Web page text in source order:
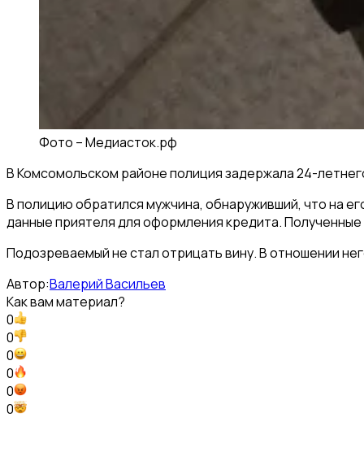
Фото –Медиасток.рф
В Комсомольском районе полиция задержала 24-
В полицию обратился мужчина, обнаруживший, что на
данные приятеля для оформления кредита. Полученные
Подозреваемый не стал отрицать вину. В отношении
Автор:Валерий Васильев
Как вам материал?
0
0
0
0
0
0